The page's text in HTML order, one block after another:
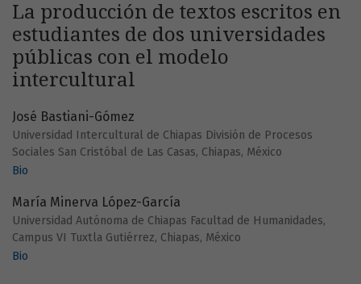
La producción de textos escritos en
estudiantes de dos universidades
públicas con el modelo
intercultural
José Bastiani-Gómez
Universidad Intercultural de Chiapas División de Procesos
Sociales San Cristóbal de Las Casas, Chiapas, México
Bio
María Minerva López-García
Universidad Autónoma de Chiapas Facultad de Humanidades,
Campus VI Tuxtla Gutiérrez, Chiapas, México
Bio